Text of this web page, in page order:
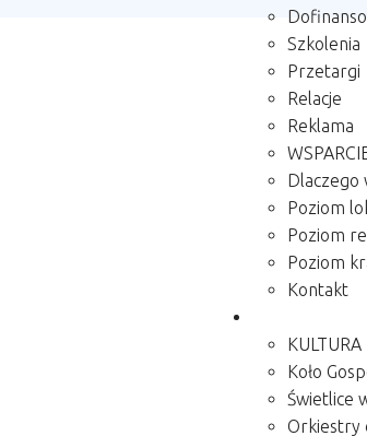
Szkolenia
Przetargi
Relacje
Reklama
Dlaczego
Poziom
Poziom
Poziom
Kontakt
KULTURA
Koło
Świetlice
Orkiestry